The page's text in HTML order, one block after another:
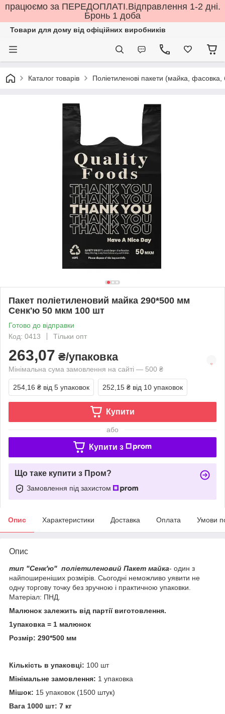
працюємо за ПЕРЕДОПЛАТІ.Відправлення 1-2 дні.
Бронь 1 доба
Товари для дому від офіційних виробників
Каталог товарів Поліетиленові пакети (майка, фасовка,
Пакет поліетиленовий майка 290*500 мм
Сенк'ю 50 мкм 100 шт
Готово до відправки
Код: 0413
Тільки опт
263,07 ₴/упаковка
Мінімальна сума замовлення на сайті — 500 ₴
254,16 ₴ від 5 упаковок 252,15 ₴ від 10 упаковок
Купити
або
Купити з
Що таке купити з Пром?
Замовлення під захистом
Опис Характеристики Доставка Оплата Умови
Опис
тип "Сенк'ю" поліетиленовий Пакет майка- один з
найпоширеніших розмірів. Сьогодні неможливо уявити не
одну торгову точку без зручною і практичною упаковки.
Матеріал: ПНД.
Малюнок залежить від партії виготовлення.
1упаковка = 1 малюнок
Розмір: 290*500 мм
Кількість в упаковці: 100 шт
Мінімальне замовлення: 1 упаковка
Мішок: 15 упаковок (1500 штук)
Вага 1000 шт: 7 кг